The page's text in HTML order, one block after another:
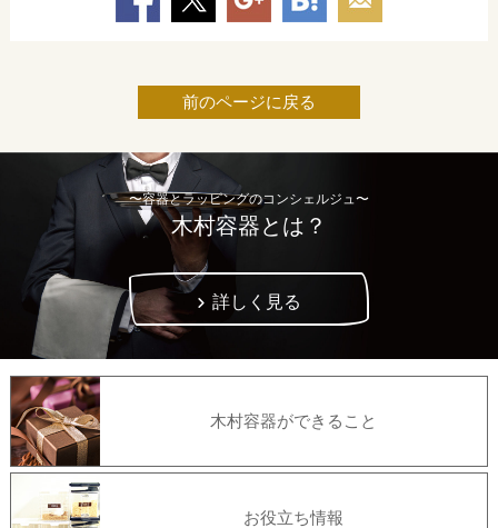
前のページに戻る
〜容器とラッピングのコンシェルジュ〜
木村容器とは？
詳しく見る
木村容器ができること
お役立ち情報